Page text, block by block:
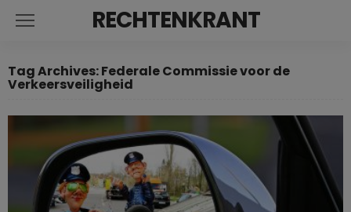
RECHTENKRANT
Tag Archives: Federale Commissie voor de
Verkeersveiligheid